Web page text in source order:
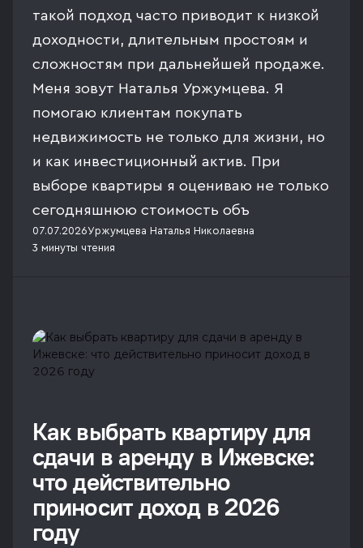
такой подход часто приводит к низкой
доходности, длительным простоям и
сложностям при дальнейшей продаже.
Меня зовут Наталья Уржумцева. Я
помогаю клиентам покупать
недвижимость не только для жизни, но
и как инвестиционный актив. При
выборе квартиры я оцениваю не только
сегодняшнюю стоимость объ
07.07.2026Уржумцева Наталья Николаевна
3 минуты чтения
Как выбрать квартиру для
сдачи в аренду в Ижевске:
что действительно
приносит доход в 2026
году